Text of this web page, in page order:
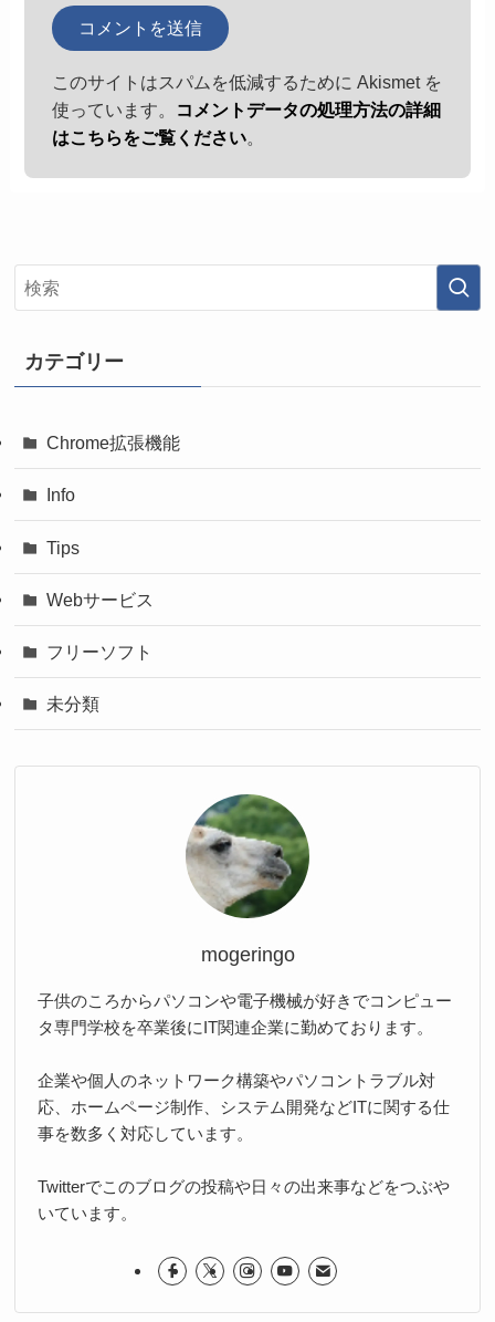
このサイトはスパムを低減するために Akismet を
使っています。
コメントデータの処理方法の詳細
はこちらをご覧ください。
カテゴリー
Chrome拡張機能
Info
Tips
Webサービス
フリーソフト
未分類
mogeringo
子供のころからパソコンや電子機械が好きでコンピュー
タ専門学校を卒業後にIT関連企業に勤めております。
企業や個人のネットワーク構築やパソコントラブル対
応、ホームページ制作、システム開発などITに関する仕
事を数多く対応しています。
Twitterでこのブログの投稿や日々の出来事などをつぶや
いています。